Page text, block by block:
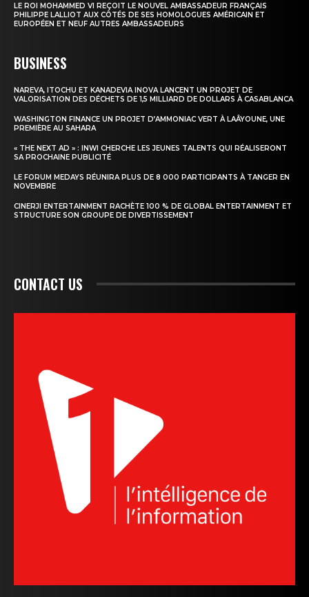
LE ROI MOHAMMED VI REÇOIT LE NOUVEL AMBASSADEUR FRANÇAIS
PHILIPPE LALLIOT AUX CÔTÉS DE SES HOMOLOGUES AMÉRICAIN ET
EUROPÉEN ET NEUF AUTRES AMBASSADEURS
BUSINESS
NAREVA, ITOCHU ET KANADEVIA INOVA LANCENT UN PROJET DE
VALORISATION DES DÉCHETS DE 1,5 MILLIARD DE DOLLARS À CASABLANCA
WASHINGTON FINANCE UN PROJET D’AMMONIAC VERT À LAÂYOUNE, UNE
PREMIÈRE AU SAHARA
« THE NEXT AD » : INWI CHERCHE LES JEUNES TALENTS QUI RÉALISERONT
SA PROCHAINE PUBLICITÉ
LE FORUM MEDAYS RÉUNIRA PLUS DE 8 000 PARTICIPANTS À TANGER EN
NOVEMBRE
CINERJI ENTERTAINMENT RACHÈTE 100 % DE GLOBAL ENTERTAINMENT ET
STRUCTURE SON GROUPE DE DIVERTISSEMENT
CONTACT US